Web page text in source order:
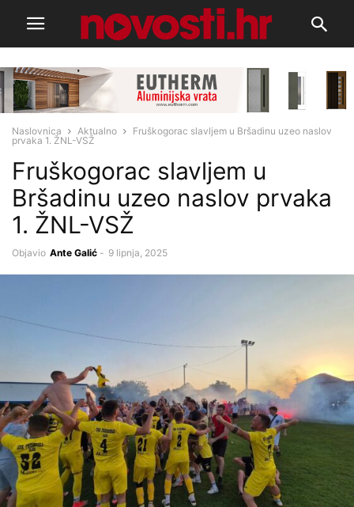
Naslovnica Aktualno
Fruškogorac slavljem u Bršadinu uzeo naslov
prvaka 1. ŽNL-VSŽ
Fruškogorac slavljem u
Bršadinu uzeo naslov prvaka
1. ŽNL-VSŽ
Objavio Ante Galić - 9 lipnja, 2025